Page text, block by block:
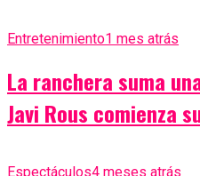
Entretenimiento1 mes atrás
La ranchera suma
Javi Rous comienza
Espectáculos4 meses atrás